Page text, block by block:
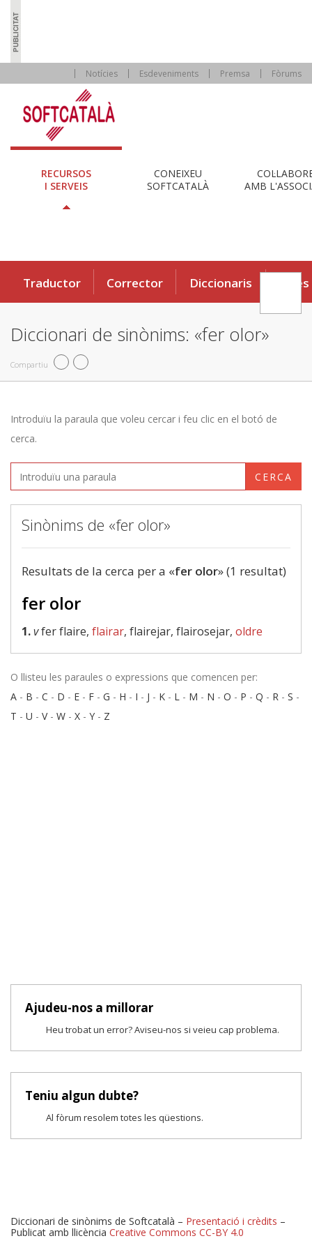
Notícies Esdeveniments Premsa Fòrums
RECURSOS
I SERVEIS
CONEIXEU
SOFTCATALÀ
AMB
Traductor Corrector Diccionaris Eines
Diccionari de sinònims: «fer olor»
Compartiu
Introduïu la paraula que voleu cercar i feu clic en el botó de
cerca.
CERCA
Sinònims de «fer olor»
Resultats de la cerca per a «fer olor» (1 resultat)
fer olor
1.vfer flaire, flairar, flairejar, flairosejar, oldre
O llisteu les paraules o expressions que comencen per:
A - B - C - D - E - F - G - H - I - J - K - L - M - N - O - P - Q - R - S -
T - U - V- W - X - Y - Z
Ajudeu-nos a millorar
Heu trobat un error? Aviseu-nos si veieu cap problema.
Teniu algun dubte?
Al fòrum resolem totes les qüestions.
Diccionari de sinònims de Softcatalà – Presentació i crèdits –
Publicat amb llicència Creative Commons CC-BY 4.0